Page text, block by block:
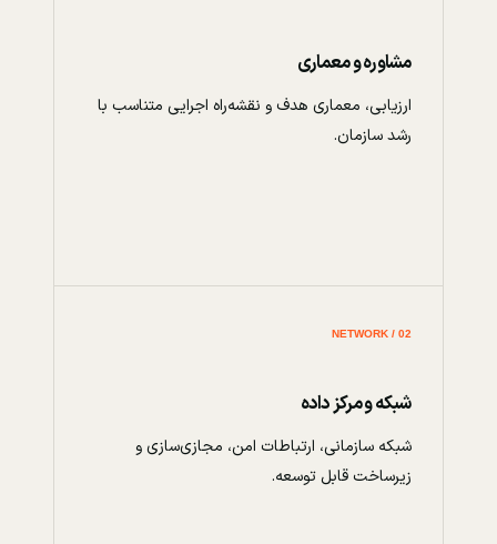
مشاوره و معماری
ارزیابی، معماری هدف و نقشه‌راه اجرایی متناسب با
رشد سازمان.
02 / NETWORK
شبکه و مرکز داده
شبکه سازمانی، ارتباطات امن، مجازی‌سازی و
زیرساخت قابل توسعه.